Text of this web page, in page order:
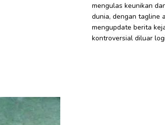
mengulas keunikan
dunia, dengan tagline
mengupdate berita
kontroversial diluar